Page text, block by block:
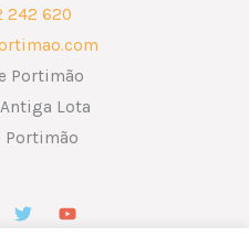
242 620
Portimão
Lota
Portimão